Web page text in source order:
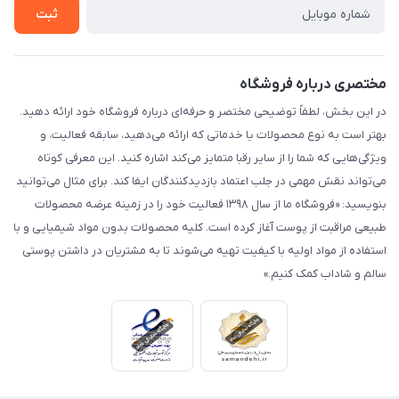
ثبت
مختصری درباره فروشگاه
در این بخش، لطفاً توضیحی مختصر و حرفه‌ای درباره فروشگاه خود ارائه دهید.
بهتر است به نوع محصولات یا خدماتی که ارائه می‌دهید، سابقه فعالیت، و
ویژگی‌هایی که شما را از سایر رقبا متمایز می‌کند اشاره کنید. این معرفی کوتاه
می‌تواند نقش مهمی در جلب اعتماد بازدیدکنندگان ایفا کند. برای مثال می‌توانید
بنویسید: «فروشگاه ما از سال ۱۳۹۸ فعالیت خود را در زمینه عرضه محصولات
طبیعی مراقبت از پوست آغاز کرده است. کلیه محصولات بدون مواد شیمیایی و با
استفاده از مواد اولیه با کیفیت تهیه می‌شوند تا به مشتریان در داشتن پوستی
سالم و شاداب کمک کنیم.»